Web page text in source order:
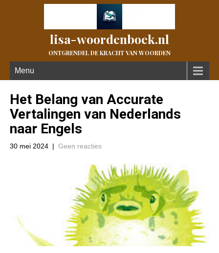
lisa-woordenboek.nl
ONTGRENDEL DE KRACHT VAN WOORDEN
Menu
Het Belang van Accurate
Vertalingen van Nederlands
naar Engels
30 mei 2024 | Geen reacties